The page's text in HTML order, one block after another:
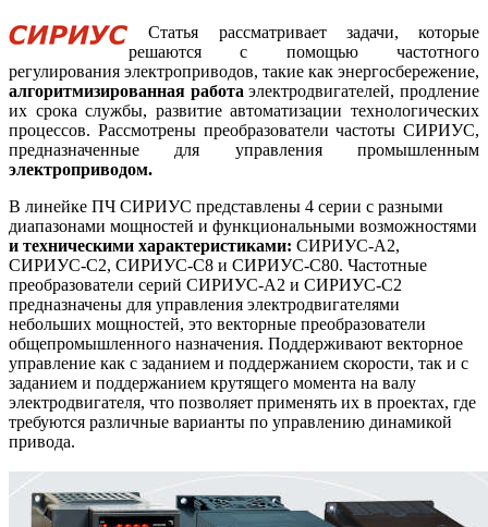
Статья рассматривает задачи, которые
решаются с помощью частотного
регулирования электроприводов, такие как энергосбережение,
алгоритмизированная работа электродвигателей, продление
их срока службы, развитие автоматизации технологических
процессов. Рассмотрены преобразователи частоты СИРИУС,
предназначенные для управления промышленным
электроприводом.
В линейке ПЧ СИРИУС представлены 4 серии с разными
диапазонами мощностей и функциональными возможностями
и техническими характеристиками: СИРИУС-А2,
СИРИУС-С2, СИРИУС-С8 и СИРИУС-С80. Частотные
преобразователи серий СИРИУС-A2 и СИРИУС-С2
предназначены для управления электродвигателями
небольших мощностей, это векторные преобразователи
общепромышленного назначения. Поддерживают векторное
управление как с заданием и поддержанием скорости, так и с
заданием и поддержанием крутящего момента на валу
электродвигателя, что позволяет применять их в проектах, где
требуются различные варианты по управлению динамикой
привода.